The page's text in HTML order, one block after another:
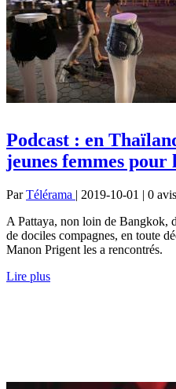
Podcast : en
jeunes femmes
ParTélérama | 2019-10-01 | 0 avis
A Pattaya, non loin de Bangkok,
de dociles compagnes, en toute
Manon Prigent les a rencontrés.
Lire plus